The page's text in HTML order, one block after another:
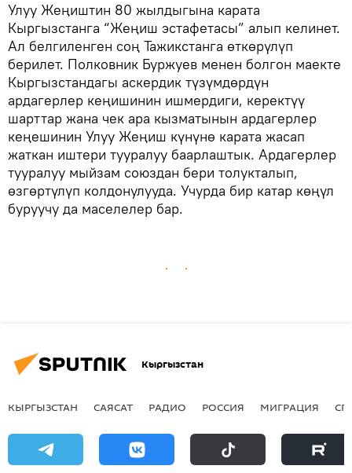
Улуу Жеңиштин 80 жылдыгына карата
Кыргызстанга “Жеңиш эстафетасы” алып келинет.
Ал белгиленген соң Тажикстанга өткөрүлүп
берилет. Полковник Буржуев менен болгон маекте
Кыргызстандагы аскердик түзүмдөрдүн
ардагерлер кеңишинин ишмердиги, керектүү
шарттар жана чек ара кызматынын ардагерлер
кеңешинин Улуу Жеңиш күнүнө карата жасап
жаткан иштери тууралуу баарлаштык. Ардагерлер
тууралуу мыйзам союздан бери толукталып,
өзгөртүлүп колдонулууда. Учурда бир катар көңүл
буруучу да маселелер бар.
Кыргызстан
КЫРГЫЗСТАН САЯСАТ РАДИО РОССИЯ МИГРАЦИЯ